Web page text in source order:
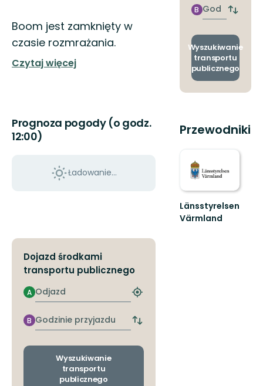
Opis
Boom jest zamknięty w
czasie rozmrażania.
Czytaj więcej
Prognoza pogody (o godz.
12:00)
Ładowanie...
Dojazd środkami
transportu publicznego
Odjazd
A
Znajdź
przystanek
Godzinie
przyjazdu
B
Zmiana
odjazdu
Wyszukiwanie
transportu
publicznego
Godzinie
przyjazdu
B
Zmiana
i
Wyszukiwanie
transportu
publicznego
Przewodniki
Länsstyrelsen
Värmland